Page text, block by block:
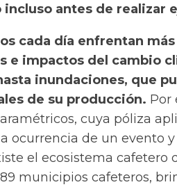
incluso antes de realizar
cada día enfrentan
e impactos del cambio
inundaciones, que
de su producción. Por
cuya póliza
ocurrencia de un evento
el ecosistema cafetero
municipios cafeteros,